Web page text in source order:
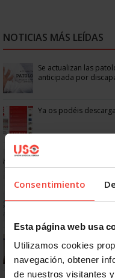
Consentimiento
Esta página web usa
Utilizamos cookies
navegación, obtener
de nuestros visitantes
NOTICIAS MÁS LEÍDAS
Se actualizan las
anticipada por
Ya os podéis
No: si un festivo cae